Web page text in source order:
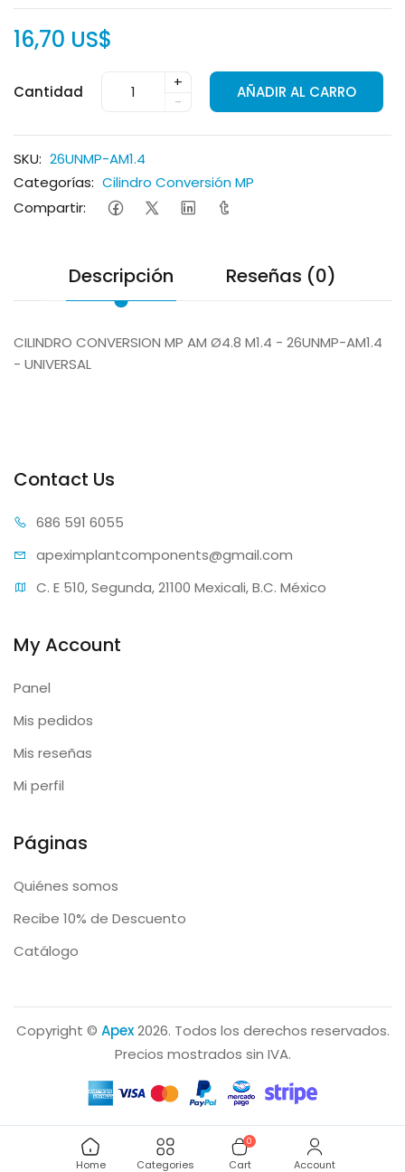
Home Categories Cart
0
Account
16,70 US$
Cantidad
+
-
AÑADIR AL CARRO
SKU: 26UNMP-AM1.4
Categorías: Cilindro Conversión MP
Compartir:
Descripción Reseñas (0)
CILINDRO CONVERSION MP AM Ø4.8 M1.4 - 26UNMP-AM1.4
- UNIVERSAL
Contact Us
686 591 6055
apeximplantcomponents@gmail.com
C. E 510, Segunda, 21100 Mexicali, B.C. México
My Account
Panel
Mis pedidos
Mis reseñas
Mi perfil
Páginas
Quiénes somos
Recibe 10% de Descuento
Catálogo
Copyright © Apex2026. Todos los derechos reservados.
Precios mostrados sin IVA.